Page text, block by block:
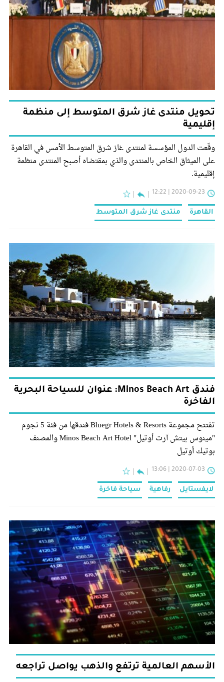
تحويل منتدى غاز شرق المتوسط إلى منظمة
إقليمية
وقّعت الدول المؤسسة لمنتدى غاز شرق المتوسط الأمس في القاهرة
على الميثاق الخاص بالمنتدى والذي بمقتضاه أصبح المنتدى منظمة
إقليمية.
2020-09-23 | 12:22
القاهرة منتدى غاز شرق المتوسط
فندق Minos Beach Art: عنوان للسياحة البحرية
الفاخرة
تفتتح مجموعة Bluegr Hotels & Resorts فندقها من فئة 5 نجوم
"مينوس بيتش آرت أوتيل" Minos Beach Art Hotel والمصنف
بوتيك أوتيل
2020-07-03 | 13:06
لايفستايل رفاهية سياحة فاخرة
الأسهم العالمية ترتفع والذهب يواصل تراجعه